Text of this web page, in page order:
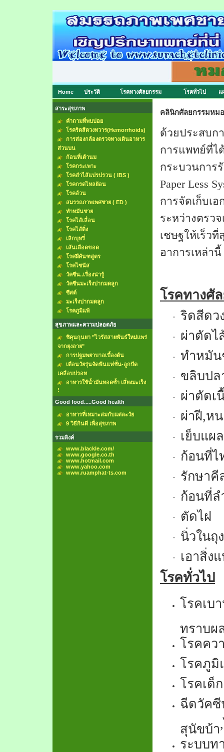
Home ประวัติ โรคทางศัลยกรรม โรคทั่วไป แ
สาระสุขภาพ
คำถามที่พบบ่อย
โรคริดสีดวงทวาร(Hemorrhoids)
การส่องกล้องตรวจทางเดินอาหาร
ส่วนบน
ก้อนที่เต้านม
โรคกระเพาะ
โรคลำไส้แปรปรวน ( IBS )
โรคกรดไหลย้อน
โรคอ้วน
สมรรถภาพเพศชาย ( ED )
ทำหมันชาย
โรคไส้เลื่อน
โรคไส้ติ่ง
เลิกบุหรี่
เส้นเลือดขอด
โรคฝีคันฑสูตร
โรคไซนัส
วัคซีน..เรื่องน่ารู้
วัคซีนมะเร็งปากมดลูก
ซีสต์
มะเร็งปากมดลูก
โรคภูมิแพ้
สุขภาพและความปลอดภัย
ชิคุนกุนยา "ไวรัสสายพันธ์ใหม่แพร่
จากยุงลาย"
การปฐมพยาบาลเบื้องต้น
เตือนวัยรุ่นจัดฟันแฟชั่น-ลูกปัด
เคลือบปรอท
อาหารใช้น้ำมันทอดซ้ำ เสี่ยงมะเร็ง
!
Good food.....Good health
อาหารที่เหมาะสมกับแต่ละวัย
9 วิธีกินดี เพื่อสุขภาพ
รวมลิงค์
www.blackle.com/
www.google.co.th
www.hotmail.com
www.yahoo.com
www.ruamphat-ts.com
คลินิกศัลยกรรมหม
ด้วยประสบก
การแพทย์ที่ไ
กระบวนการ
Paper Less
การจัดเก็บเ
ระหว่างตรว
เชษฐให้เร็ว
อาการเหล่
โรคทางศั
· ริดสีดว
· ผ่าตัดไ
· ทำหมัน
· ขลิบปล
· ผ่าตัดเ
· ผ่าฝี,ห
· เย็บแผล
· ก้อนที่ไ
· รักษาคี
· ก้อนที่ล
· ตัดไฝ
· นิ่วในถุ
· เอาสิ่ง
โรคทั่วไป
โรคเบ
ทราบผ
โรคคว
โรคภูมิ
โรคเด็ก
ฉีดวัคซี
สุนัขบ้า,
ระบบท